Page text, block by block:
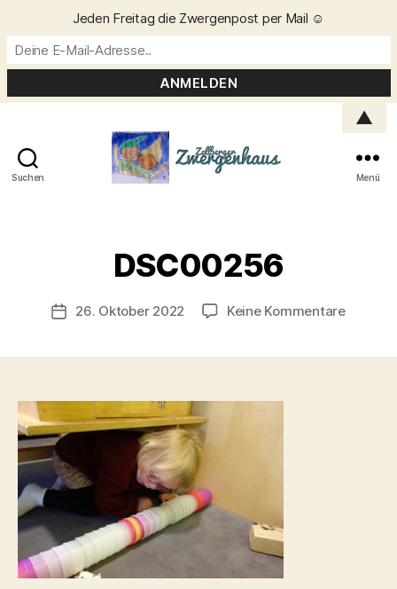
Suchen Menü
DSC00256
Beitragsautor
n
C
ri
t
Veröffentlichungsdatum
26. Oktober 2022 Keine Kommentarezu
Jeden Freitag die Zwergenpost per Mail ☺️
▲